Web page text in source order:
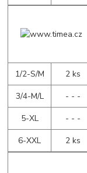
1/2-S/M
2 ks
3/4-M/L
- - -
5-XL
- - -
6-XXL
2 ks